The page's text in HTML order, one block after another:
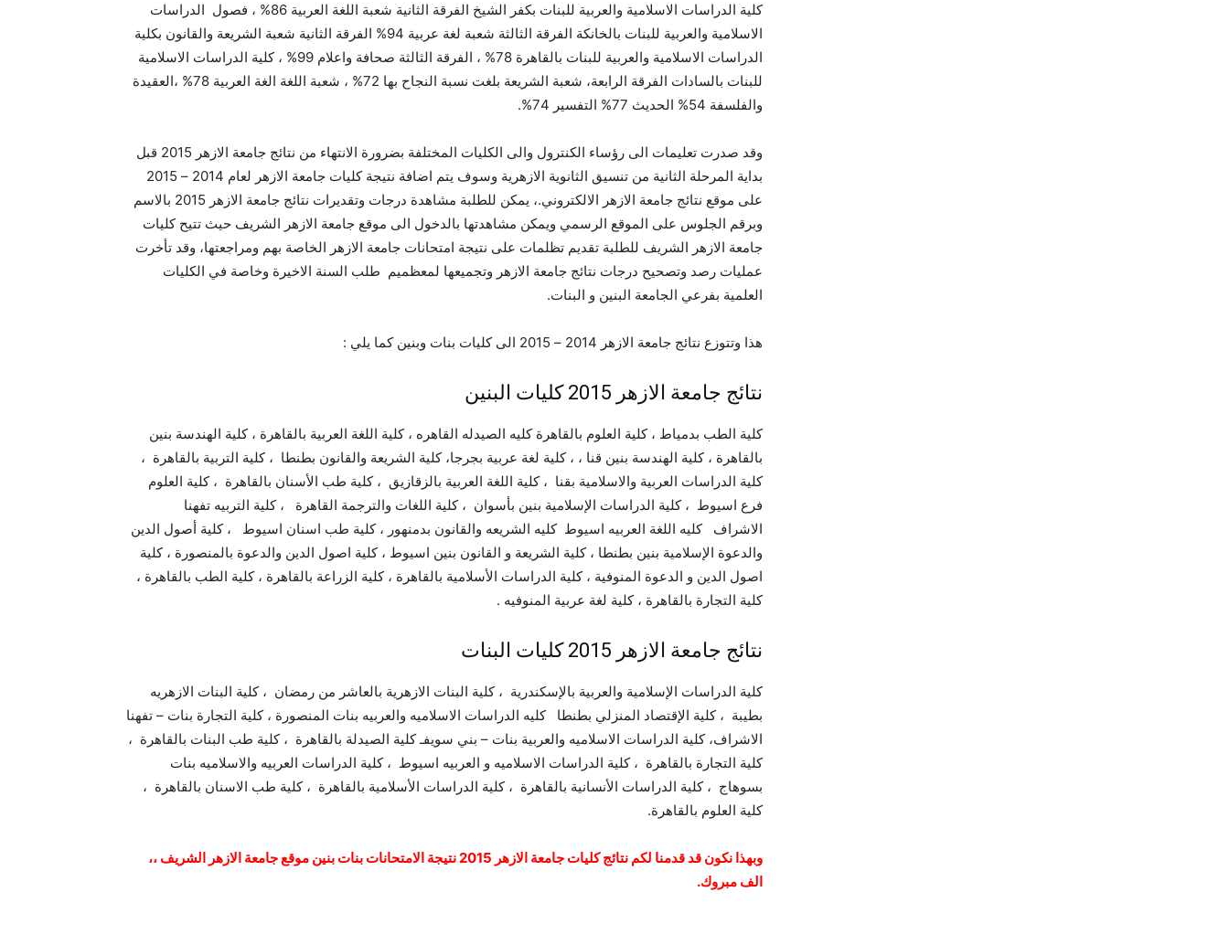
كلية الدراسات الاسلامية والعربية للبنات بكفر الشيخ الفرقة الثانية شعبة اللغة العربية 86% ، فصول الدراسات
الاسلامية والعربية للبنات بالخانكة الفرقة الثالثة شعبة لغة عربية 94% الفرقة الثانية شعبة الشريعة والقانون بكلية
الدراسات الاسلامية والعربية للبنات بالقاهرة 78% ، الفرقة الثالثة صحافة واعلام 99% ، كلية الدراسات الاسلامية
للبنات بالسادات الفرقة الرابعة، شعبة الشريعة بلغت نسبة النجاح بها 72% ، شعبة اللغة الغة العربية 78% ،العقيدة
والفلسفة 54% الحديث 77% التفسير 74%.
وقد صدرت تعليمات الى رؤساء الكنترول والى الكليات المختلفة بضرورة الانتهاء من نتائج جامعة الازهر 2015 قبل
بداية المرحلة الثانية من تنسيق الثانوية الازهرية وسوف يتم اضافة نتيجة كليات جامعة الازهر لعام 2014 – 2015
على موقع نتائج جامعة الازهر الالكتروني.، يمكن للطلبة مشاهدة درجات وتقديرات نتائج جامعة الازهر 2015 بالاسم
وبرقم الجلوس على الموقع الرسمي ويمكن مشاهدتها بالدخول الى موقع جامعة الازهر الشريف حيث تتيح كليات
جامعة الازهر الشريف للطلبة تقديم تظلمات على نتيجة امتحانات جامعة الازهر الخاصة بهم ومراجعتها، وقد تأخرت
عمليات رصد وتصحيح درجات نتائج جامعة الازهر وتجميعها لمعظميم طلب السنة الاخيرة وخاصة في الكليات
العلمية بفرعي الجامعة البنين و البنات.
هذا وتتوزع نتائج جامعة الازهر 2014 – 2015 الى كليات بنات وبنين كما يلي :
نتائج جامعة الازهر 2015 كليات البنين
كلية الطب بدمياط ، كلية العلوم بالقاهرة كليه الصيدله القاهره ، كلية اللغة العربية بالقاهرة ، كلية الهندسة بنين
بالقاهرة ، كلية الهندسة بنين قنا ، ، كلية لغة عربية بجرجا، كلية الشريعة والقانون بطنطا ، كلية التربية بالقاهرة ،
كلية الدراسات العربية والاسلامية بقنا ، كلية اللغة العربية بالزقازيق ، كلية طب الأسنان بالقاهرة ، كلية العلوم
فرع اسيوط ، كلية الدراسات الإسلامية بنين بأسوان ، كلية اللغات والترجمة القاهرة ، كلية التربيه تفهنا
الاشراف كليه اللغة العربيه اسيوط كليه الشريعه والقانون بدمنهور ، كلية طب اسنان اسيوط ، كلية أصول الدين
والدعوة الإسلامية بنين بطنطا ، كلية الشريعة و القانون بنين اسيوط ، كلية اصول الدين والدعوة بالمنصورة ، كلية
اصول الدين و الدعوة المنوفية ، كلية الدراسات الأسلامية بالقاهرة ، كلية الزراعة بالقاهرة ، كلية الطب بالقاهرة ،
كلية التجارة بالقاهرة ، كلية لغة عربية المنوفيه .
نتائج جامعة الازهر 2015 كليات البنات
كلية الدراسات الإسلامية والعربية بالإسكندرية ، كلية البنات الازهرية بالعاشر من رمضان ، كلية البنات الازهريه
بطيبة ، كلية الإقتصاد المنزلي بطنطا كليه الدراسات الاسلاميه والعربيه بنات المنصورة ، كلية التجارة بنات – تفهنا
الاشراف، كلية الدراسات الاسلاميه والعربية بنات – بني سويفـ كلية الصيدلة بالقاهرة ، كلية طب البنات بالقاهرة ،
كلية التجارة بالقاهرة ، كلية الدراسات الاسلاميه و العربيه اسيوط ، كلية الدراسات العربيه والاسلاميه بنات
بسوهاج ، كلية الدراسات الأنسانية بالقاهرة ، كلية الدراسات الأسلامية بالقاهرة ، كلية طب الاسنان بالقاهرة ،
كلية العلوم بالقاهرة.
وبهذا نكون قد قدمنا لكم نتائج كليات جامعة الازهر 2015 نتيجة الامتحانات بنات بنين موقع جامعة الازهر الشريف ،،
الف مبروك.